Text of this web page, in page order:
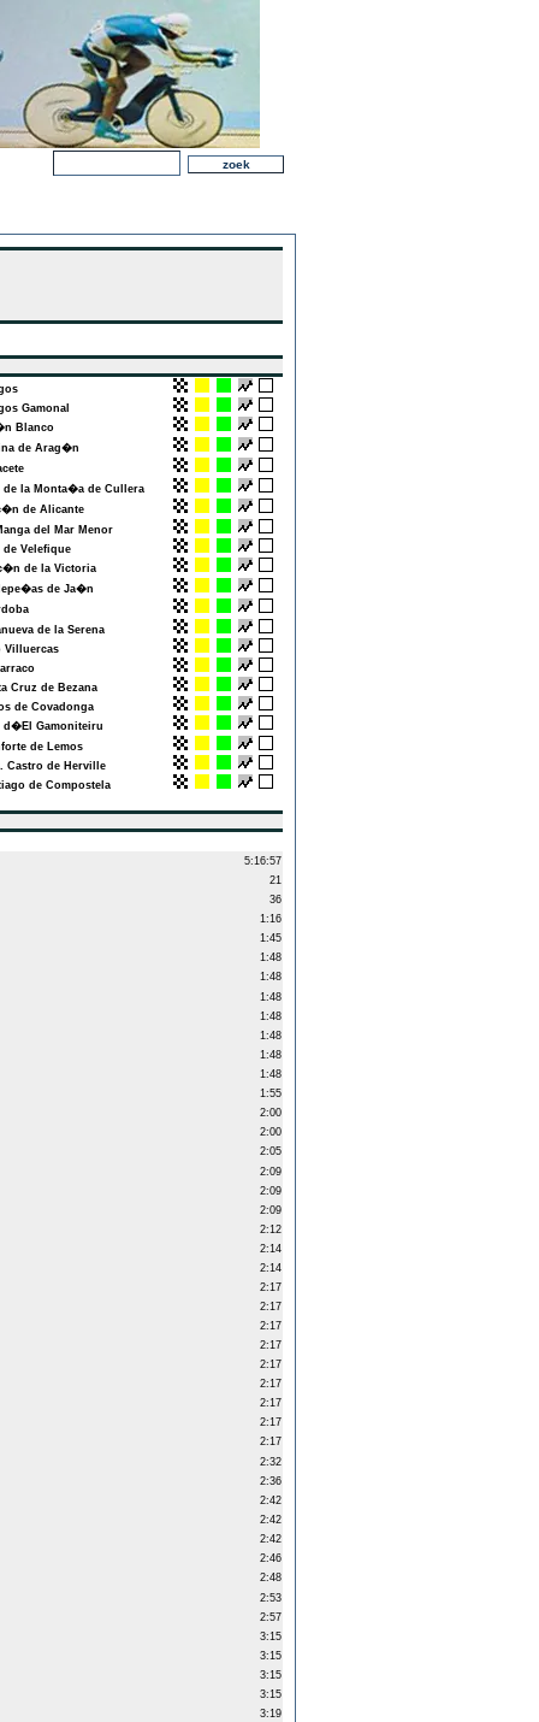
Gamonal
Blanco
de Arag�n
la Monta�a de Cullera
de Alicante
del Mar Menor
Velefique
de la Victoria
de Ja�n
de la Serena
Villuercas
Cruz de Bezana
de Covadonga
d�El Gamoniteiru
de Lemos
Castro de Herville
de Compostela
5:16:57
21
36
1:16
1:45
1:48
1:48
1:48
1:48
1:48
1:48
1:48
1:55
2:00
2:00
2:05
2:09
2:09
2:09
2:12
2:14
2:14
2:17
2:17
2:17
2:17
2:17
2:17
2:17
2:17
2:17
2:32
2:36
2:42
2:42
2:42
2:46
2:48
2:53
2:57
3:15
3:15
3:15
3:15
3:19